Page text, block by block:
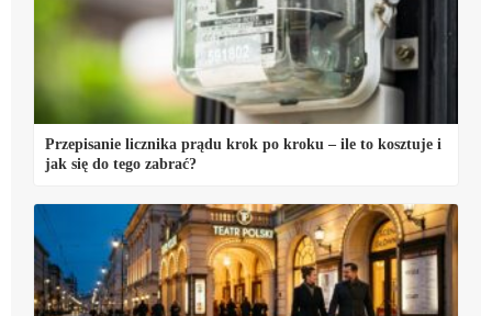
Przepisanie licznika prądu krok po kroku – ile to kosztuje i
jak się do tego zabrać?